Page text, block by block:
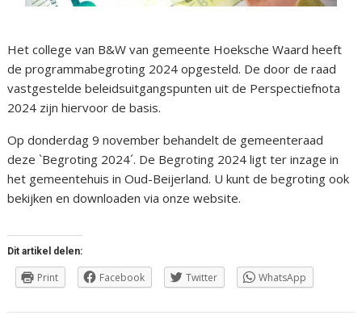
Het college van B&W van gemeente Hoeksche Waard heeft
de programmabegroting 2024 opgesteld. De door de raad
vastgestelde beleidsuitgangspunten uit de Perspectiefnota
2024 zijn hiervoor de basis.
Op donderdag 9 november behandelt de gemeenteraad
deze `Begroting 2024´. De Begroting 2024 ligt ter inzage in
het gemeentehuis in Oud-Beijerland. U kunt de begroting ook
bekijken en downloaden via onze website.
Dit artikel delen:
Print Facebook Twitter WhatsApp